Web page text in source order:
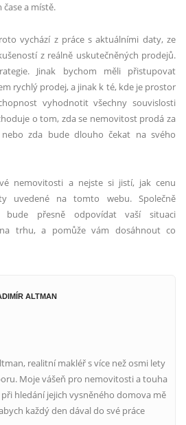
a místě.
vychází z práce s aktuálními daty, ze
z reálně uskutečněných prodejů.
Jinak bychom měli přistupovat
rychlý prodej, a jinak k té, kde je prostor
vyhodnotit všechny souvislosti
o tom, zda se nemovitost prodá za
zda bude dlouho čekat na svého
nemovitosti a nejste si jistí, jak cenu
uvedené na tomto webu. Společně
bude přesně odpovídat vaší situaci
trhu, a pomůže vám dosáhnout co
ALTMAN
realitní makléř s více než osmi lety
Moje vášeň pro nemovitosti a touha
hledání jejich vysněného domova mě
každý den dával do své práce